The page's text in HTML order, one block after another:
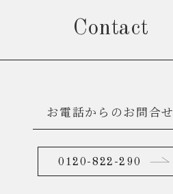
Contact
お電話からのお問合せ
0120-822-290